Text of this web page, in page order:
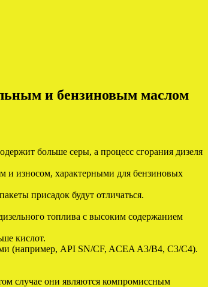
и бензиновым маслом
больше серы, а процесс сгорания дизеля
и износом, характерными для бензиновых
присадок будут отличаться.
топлива с высоким содержанием
кислот.
(например, API SN/CF, ACEA A3/B4, C3/C4).
случае они являются компромиссным